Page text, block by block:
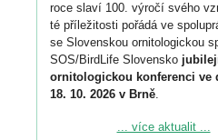
roce slaví 100. výročí svého
té příležitosti pořádá ve
se Slovenskou ornitologickou
SOS/BirdLife Slovensko
ornitologickou konferenci ve
18. 10. 2026 v Brně.
Podrobnější informace ke
... více aktualit ...